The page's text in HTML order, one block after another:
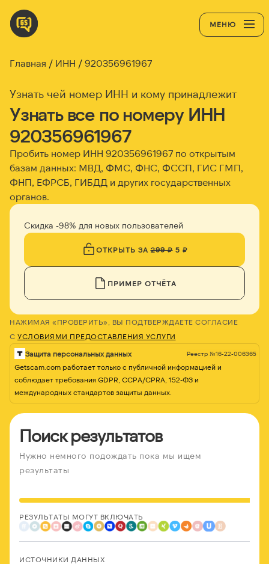
МЕНЮ
Главная ИНН 920356961967
Узнать чей номер ИНН и кому принадлежит
Узнать все по номеру ИНН
920356961967
Пробить номер ИНН 920356961967 по открытым
базам данных: МВД, ФМС, ФНС, ФССП, ГИС ГМП,
ФНП, ЕФРСБ, ГИБДД и других государственных
органов.
Скидка -98% для новых пользователей
ОТКРЫТЬ ЗА299 ₽5 ₽
ПРИМЕР ОТЧЁТА
НАЖИМАЯ «ПРОВЕРИТЬ», ВЫ ПОДТВЕРЖДАЕТЕ СОГЛАСИЕ
С УСЛОВИЯМИ ПРЕДОСТАВЛЕНИЯ УСЛУГИ
Защита персональных данных Реестр №16-22-006365
Getscam.com работает только с публичной информацией и
соблюдает требования GDPR, CCPA/CPRA, 152-ФЗ и
международных стандартов защиты данных.
Поиск результатов
Нужно немного подождать пока мы ищем
результаты
РЕЗУЛЬТАТЫ МОГУТ ВКЛЮЧАТЬ
ИСТОЧНИКИ ДАННЫХ